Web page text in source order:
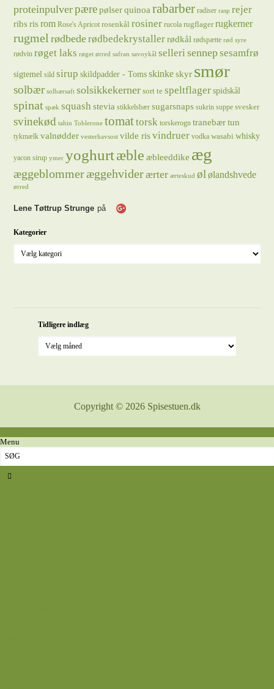
proteinpulverpære pølser quinoa rabarber radiser rasp rejer
ribs risrom Rose's Apricot rosenkål rosiner rucola rugflager rugkerner
rugmel rødbederødbedekrystallerrødkål rødspætte rød syre
rødvin røget laks røget ørred safran savoykål sellerisennepsesamfrø
sigtemel sild sirup skildpadder - Toms skinke skyr smør
solbær solbærsaft solsikkekerner sort te speltflager spidskål
spinat spæk squash stevia stikkelsbær sugarsnaps sukrin suppe svesker
svinekød tahin Toblerone tomattorsk torskerogn tranebærtun
tykmælk valnødder vesterhavsost vilde ris vindruer vodka wasabi whisky
yacon sirup ymer yoghurtæble æbleeddike æg
æggeblommeræggehviderærter ærteskud øl ølandshvede
ørred
Lene Tøttrup Strunge på
Kategorier
Tidligere indlæg
Copyright © 2026 Spisestuen.dk
Menu